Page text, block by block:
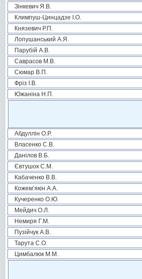
Зінкевич Я.В.
Климпуш-Цинцадзе І.О.
Князевич Р.П.
Лопушанський А.Я.
Парубій А.В.
Саврасов М.В.
Сюмар В.П.
Фріз І.В.
Южаніна Н.П.
Абдуллін О.Р.
Власенко С.В.
Данілов В.Б.
Євтушок С.М.
Кабаченко В.В.
Кожем’якін А.А.
Кучеренко О.Ю.
Мейдич О.Л.
Немиря Г.М.
Пузійчук А.В.
Тарута С.О.
Цимбалюк М.М.